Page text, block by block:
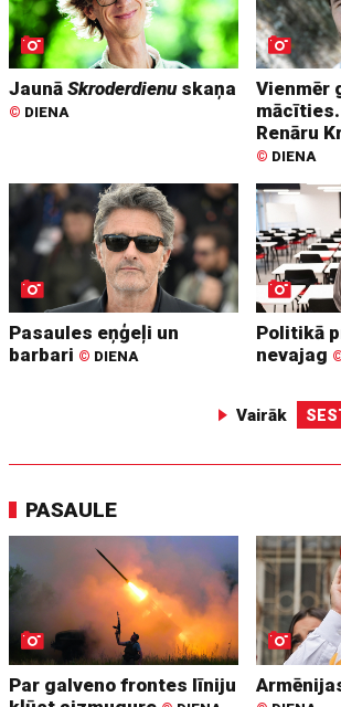
JaunāSkroderdienuskaņa
© DIENA
Vienmēr
Renāru
© DIENA
Pasaules eņģeļi un
barbari © DIENA
Politikā
nevajag
Vairāk
PASAULE
Par galveno frontes līniju